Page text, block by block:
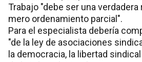
Trabajo "debe ser una
mero ordenamiento parcial".
Para el especialista debería
"de la ley de asociaciones
la democracia, la libertad